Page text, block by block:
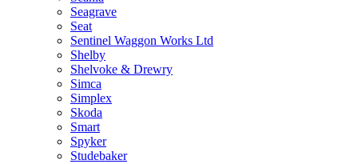
Seagrave
Seat
Sentinel Waggon Works Ltd
Shelby
Shelvoke & Drewry
Simca
Simplex
Skoda
Smart
Spyker
Studebaker